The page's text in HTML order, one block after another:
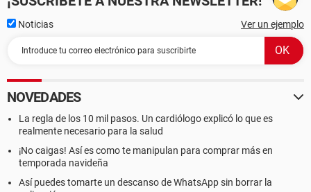
Noticias Ver un ejemplo
NOVEDADES
La regla de los 10 mil pasos. Un cardiólogo explicó lo que es
realmente necesario para la salud
¡No caigas! Así es como te manipulan para comprar más en
temporada navideña
Así puedes tomarte un descanso de WhatsApp sin borrar la